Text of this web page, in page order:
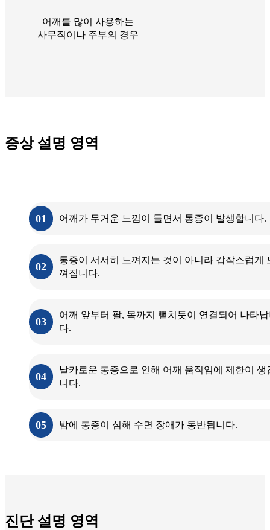
어깨를 많이 사용하는
사무직이나 주부의 경우
증상 설명 영역
01 어깨가 무거운 느낌이 들면서 통증이 발생합니다.
02
통증이 서서히 느껴지는 것이 아니라 갑작스럽게
껴집니다.
03
어깨 앞부터 팔, 목까지 뻗치듯이 연결되어 나타
다.
04
날카로운 통증으로 인해 어깨 움직임에 제한이 생
니다.
05 밤에 통증이 심해 수면 장애가 동반됩니다.
진단 설명 영역